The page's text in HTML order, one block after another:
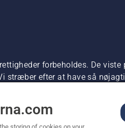
forbeholdes. De
stræber efter at have så
Bekendtgørelse vedr. beskyttelse af